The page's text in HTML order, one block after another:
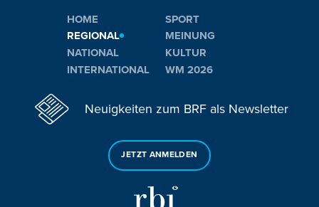
HOME
REGIONAL
NATIONAL
INTERNATIONAL
SPORT
MEINUNG
KULTUR
WM 2026
Neuigkeiten zum BRF als Newsletter
JETZT ANMELDEN